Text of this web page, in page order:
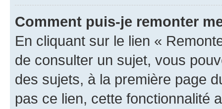
Comment puis-je remonter
En cliquant sur le lien «
de consulter un sujet, vous
des sujets, à la première page
pas ce lien, cette fonctionnalité